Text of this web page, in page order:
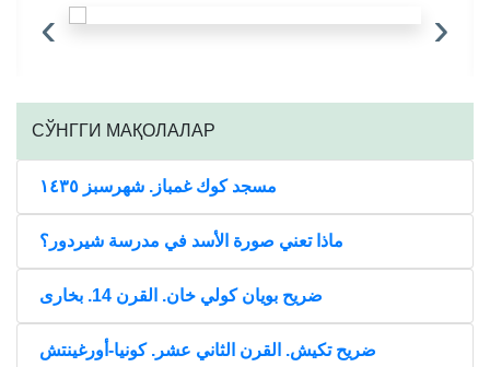
‹ ›
CЎНГГИ МАҚОЛАЛАР
مسجد كوك غمباز. شهرسبز ١٤٣٥
ماذا تعني صورة الأسد في مدرسة شيردور؟
ضريح بويان كولي خان. القرن 14. بخارى
ضريح تكيش. القرن الثاني عشر. كونيا-أورغينتش